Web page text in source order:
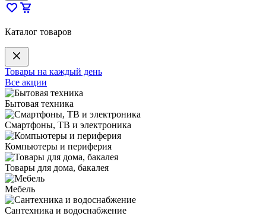
Каталог товаров
Товары на каждый день
Все акции
Бытовая техника
Смартфоны, ТВ и электроника
Компьютеры и периферия
Товары для дома, бакалея
Мебель
Сантехника и водоснабжение